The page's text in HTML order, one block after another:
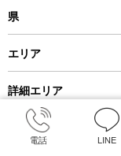
県
エリア
詳細エリア
市区町村
電話 LINE